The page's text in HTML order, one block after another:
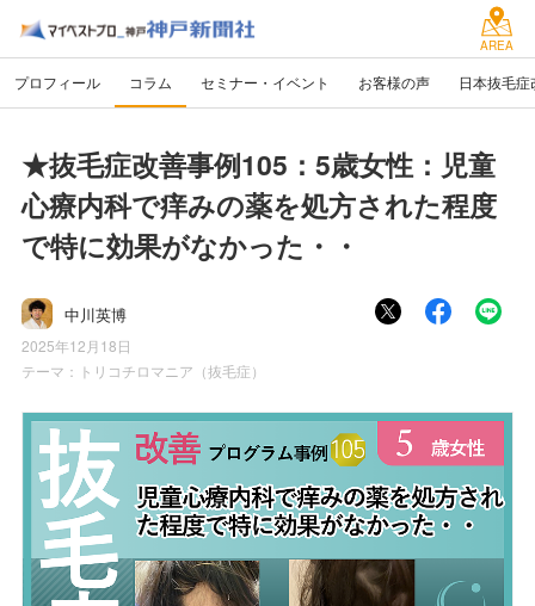
AREA
プロフィール コラム セミナー・イベント お客様の声 日本抜毛
★抜毛症改善事例105：5歳女性：児童
心療内科で痒みの薬を処方された程度
で特に効果がなかった・・
中川英博
2025年12月18日
テーマ： トリコチロマニア（抜毛症）